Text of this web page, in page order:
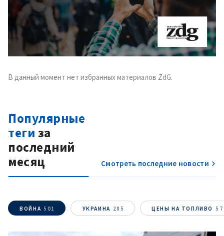
В данный момент нет избранных материалов ZdG.
Популярные
теги за
последний
месяц
Смотреть последние новости
ВОЙНА 501 УКРАИНА 285 ЦЕНЫ НА ТОПЛИВО 57
Ссылка на медиа
+ Добавить ссылку на
медиа
Текст новости
+ Добавить текст
Имя
Электронная почта
+ Мой email
Я прочитал(а) и согласен(на)
конфиденциальности.